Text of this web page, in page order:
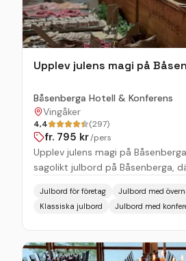
Upplev julens magi på
Båsenberga Hotell & Konferens
Vingåker
4,4 (297)
fr. 795 kr/pers
Upplev julens magi på
sagolikt julbord på Båsenberga,
en varm atmosfär och smakrika
med på en kulinarisk resa genom
läckerheter. Från klassiska
nyheter – vårt julbord erbjuder
Njut av hemlagade delikatesser
Julbord för företag
Julbord med
Klassiska julbord
Julbord med